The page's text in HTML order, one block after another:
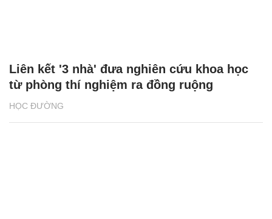
HỌC ĐƯỜNG
Liên kết '3 nhà' đưa nghiên cứu khoa học
từ phòng thí nghiệm ra đồng ruộng